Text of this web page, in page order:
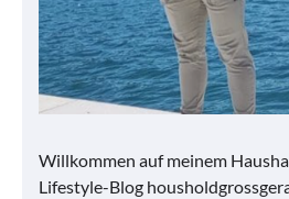
Willkommen auf meinem
Lifestyle-Blog